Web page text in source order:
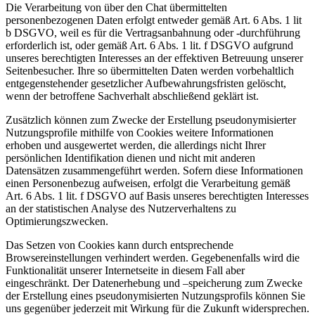
Die Verarbeitung von über den Chat übermittelten
personenbezogenen Daten erfolgt entweder gemäß Art. 6 Abs. 1 lit
b DSGVO, weil es für die Vertragsanbahnung oder -durchführung
erforderlich ist, oder gemäß Art. 6 Abs. 1 lit. f DSGVO aufgrund
unseres berechtigten Interesses an der effektiven Betreuung unserer
Seitenbesucher. Ihre so übermittelten Daten werden vorbehaltlich
entgegenstehender gesetzlicher Aufbewahrungsfristen gelöscht,
wenn der betroffene Sachverhalt abschließend geklärt ist.
Zusätzlich können zum Zwecke der Erstellung pseudonymisierter
Nutzungsprofile mithilfe von Cookies weitere Informationen
erhoben und ausgewertet werden, die allerdings nicht Ihrer
persönlichen Identifikation dienen und nicht mit anderen
Datensätzen zusammengeführt werden. Sofern diese Informationen
einen Personenbezug aufweisen, erfolgt die Verarbeitung gemäß
Art. 6 Abs. 1 lit. f DSGVO auf Basis unseres berechtigten Interesses
an der statistischen Analyse des Nutzerverhaltens zu
Optimierungszwecken.
Das Setzen von Cookies kann durch entsprechende
Browsereinstellungen verhindert werden. Gegebenenfalls wird die
Funktionalität unserer Internetseite in diesem Fall aber
eingeschränkt. Der Datenerhebung und –speicherung zum Zwecke
der Erstellung eines pseudonymisierten Nutzungsprofils können Sie
uns gegenüber jederzeit mit Wirkung für die Zukunft widersprechen.